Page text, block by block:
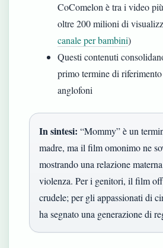
CoComelon è tra i video
oltre 200 milioni di
canale per bambini)
Questi contenuti
primo termine di
anglofoni
In sintesi: “Mommy” è un
madre, ma il film omonimo ne
mostrando una relazione
violenza. Per i genitori, il film
crudele; per gli appassionati di
ha segnato una generazione di